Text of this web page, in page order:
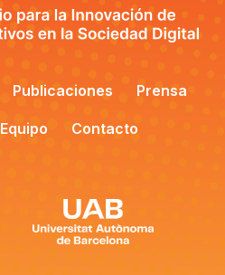
Publicaciones Prensa
Equipo Contacto